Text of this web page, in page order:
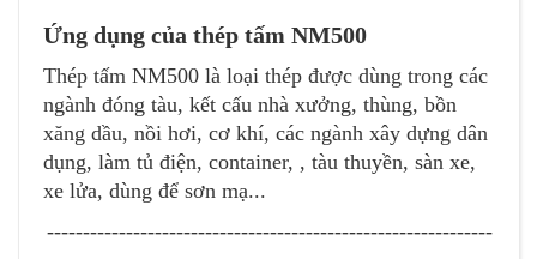
Ứng dụng của thép tấm NM500
Thép tấm NM500 là loại thép được dùng trong các
ngành đóng tàu, kết cấu nhà xưởng, thùng, bồn
xăng dầu, nồi hơi, cơ khí, các ngành xây dựng dân
dụng, làm tủ điện, container, , tàu thuyền, sàn xe,
xe lửa, dùng để sơn mạ...
--------------------------------------------------------------